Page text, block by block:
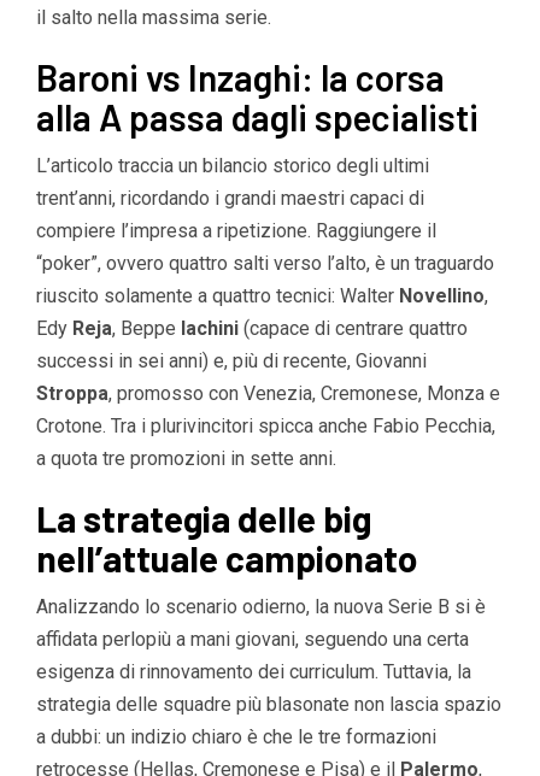
il salto nella massima serie.
Baroni vs Inzaghi: la corsa
alla A passa dagli specialisti
L’articolo traccia un bilancio storico degli ultimi
trent’anni, ricordando i grandi maestri capaci di
compiere l’impresa a ripetizione. Raggiungere il
“poker”, ovvero quattro salti verso l’alto, è un traguardo
riuscito solamente a quattro tecnici: Walter Novellino,
Edy Reja, Beppe Iachini (capace di centrare quattro
successi in sei anni) e, più di recente, Giovanni
Stroppa, promosso con Venezia, Cremonese, Monza e
Crotone. Tra i plurivincitori spicca anche Fabio Pecchia,
a quota tre promozioni in sette anni.
La strategia delle big
nell’attuale campionato
Analizzando lo scenario odierno, la nuova Serie B si è
affidata perlopiù a mani giovani, seguendo una certa
esigenza di rinnovamento dei curriculum. Tuttavia, la
strategia delle squadre più blasonate non lascia spazio
a dubbi: un indizio chiaro è che le tre formazioni
retrocesse (Hellas, Cremonese e Pisa) e il Palermo,